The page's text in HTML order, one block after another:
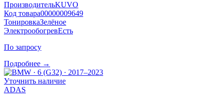
ПроизводительKUVO
Код товара00000009649
ТонировкаЗелёное
ЭлектрообогревЕсть
По запросу
Подробнее →
Уточнить наличие
ADAS